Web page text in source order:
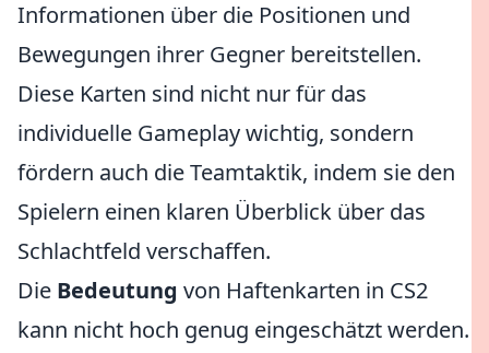
Informationen über die Positionen und
Bewegungen ihrer Gegner bereitstellen.
Diese Karten sind nicht nur für das
individuelle Gameplay wichtig, sondern
fördern auch die Teamtaktik, indem sie den
Spielern einen klaren Überblick über das
Schlachtfeld verschaffen.
Die Bedeutung von Haftenkarten in CS2
kann nicht hoch genug eingeschätzt werden.